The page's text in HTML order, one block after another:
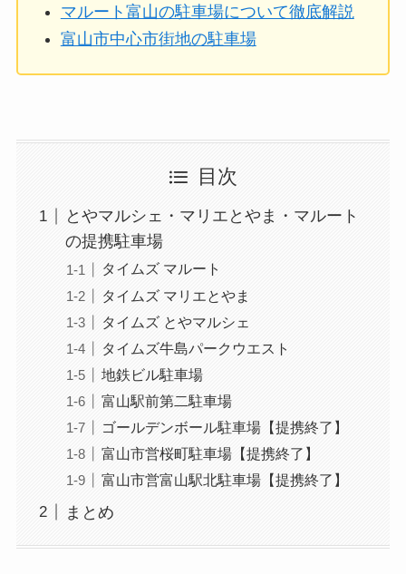
マルート富山の駐車場について徹底解説
富山市中心市街地の駐車場
目次
とやマルシェ・マリエとやま・マルート
の提携駐車場
タイムズ マルート
タイムズ マリエとやま
タイムズ とやマルシェ
タイムズ牛島パークウエスト
地鉄ビル駐車場
富山駅前第二駐車場
ゴールデンボール駐車場【提携終了】
富山市営桜町駐車場【提携終了】
富山市営富山駅北駐車場【提携終了】
まとめ